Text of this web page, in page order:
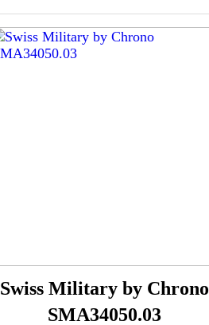
Swiss Military by Chrono
SMA34050.03